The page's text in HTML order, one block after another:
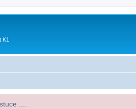
K1
....